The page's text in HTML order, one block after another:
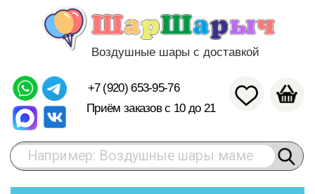
Воздушные шары с доставкой
Приём заказов с 10 до 21
Меню
Например: Воздушные шары маме